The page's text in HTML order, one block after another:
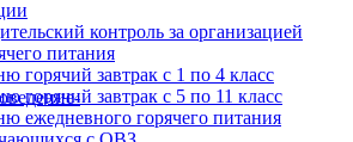
контроль за организацией
питания
горячий завтрак с 1 по 4 класс
горячий завтрак с 5 по 11 класс
ежедневного горячего питания